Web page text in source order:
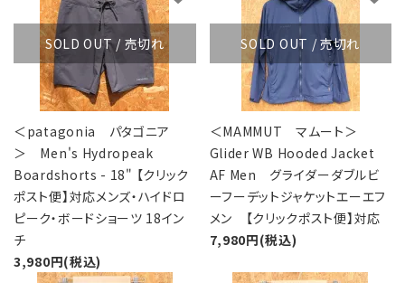
SOLD OUT / 売切れ
＜patagonia パタゴニア
＞ Men's Hydropeak
Boardshorts - 18" 【クリック
ポスト便】対応メンズ・ハイドロ
ピーク・ボードショーツ 18イン
チ
3,980円(税込)
SOLD OUT / 売切れ
＜MAMMUT マムート＞
Glider WB Hooded Jacket
AF Men グライダーダブルビ
ーフーデットジャケットエーエフ
メン 【クリックポスト便】対応
7,980円(税込)